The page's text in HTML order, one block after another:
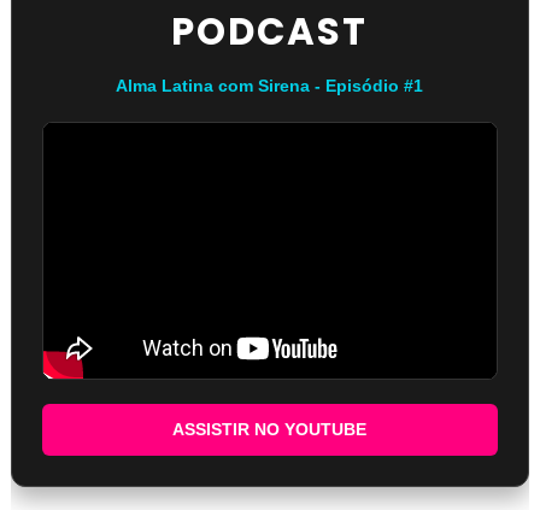
PODCAST
Alma Latina com Sirena - Episódio #1
ASSISTIR NO YOUTUBE